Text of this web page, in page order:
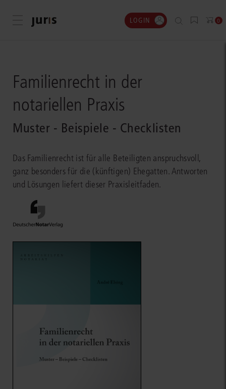
Menü öffnen LOGIN 0
Familienrecht in der
notariellen Praxis
Muster - Beispiele - Checklisten
Das Familienrecht ist für alle Beteiligten anspruchsvoll,
ganz besonders für die (künftigen) Ehegatten. Antworten
und Lösungen liefert dieser Praxisleitfaden.